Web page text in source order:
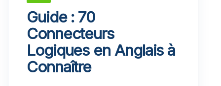
Guide : 70
Connecteurs
Logiques en Anglais à
Connaître